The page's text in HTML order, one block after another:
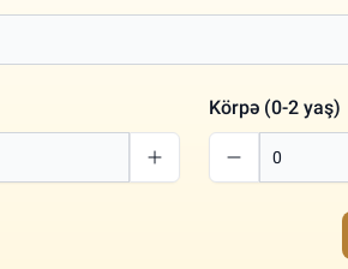
Körpə (0-2 yaş)